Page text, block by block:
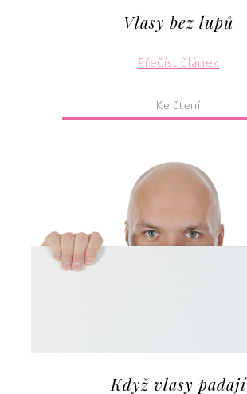
Vlasy bez lupů
Přečíst článek
Ke čtení
Když vlasy padají